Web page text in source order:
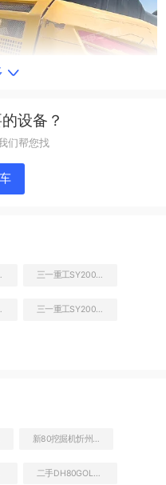
设备？
们帮您找
掘机 三一重工SY200H挖掘机
掘机 三一重工SY200H挖掘机